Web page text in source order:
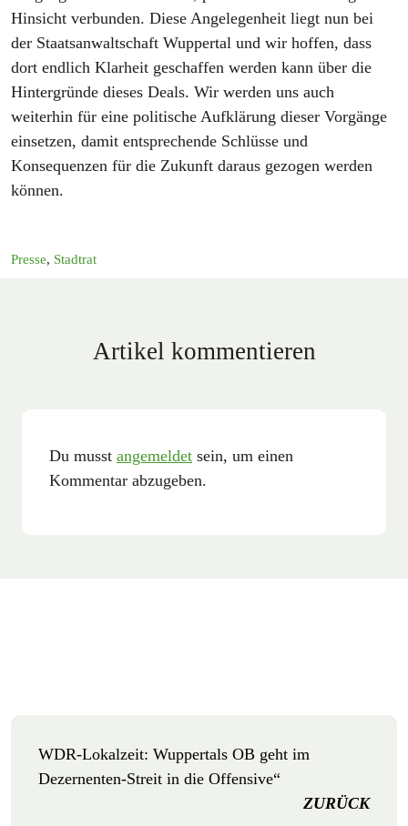
Hinsicht verbunden. Diese Angelegenheit liegt nun bei
der Staatsanwaltschaft Wuppertal und wir hoffen, dass
dort endlich Klarheit geschaffen werden kann über die
Hintergründe dieses Deals. Wir werden uns auch
weiterhin für eine politische Aufklärung dieser Vorgänge
einsetzen, damit entsprechende Schlüsse und
Konsequenzen für die Zukunft daraus gezogen werden
können.
Presse, Stadtrat
Artikel kommentieren
Du musst angemeldet sein, um einen
Kommentar abzugeben.
WDR-Lokalzeit: Wuppertals OB geht im
Dezernenten-Streit in die Offensive“
ZURÜCK